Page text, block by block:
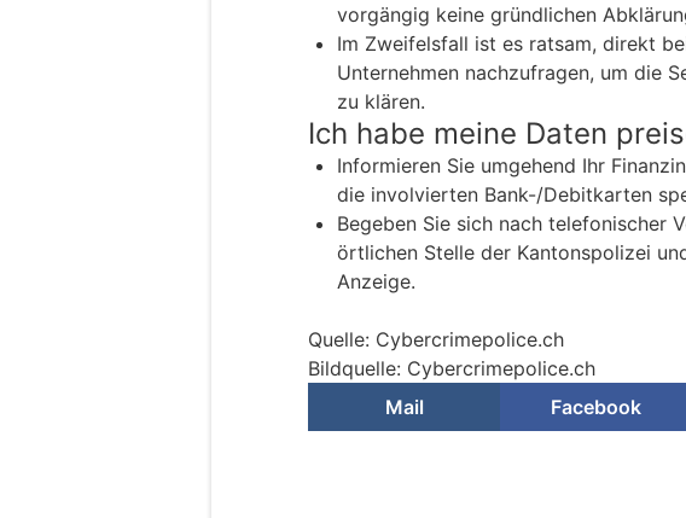
vorgängig keine gründlichen
Im Zweifelsfall ist es ratsam, direkt
Unternehmen nachzufragen, um die
zu klären.
Ich habe meine Daten
Informieren Sie umgehend Ihr
die involvierten Bank-/Debitkarten
Begeben Sie sich nach telefonischer
örtlichen Stelle der Kantonspolizei
Anzeige.
Quelle: Cybercrimepolice.ch
Bildquelle: Cybercrimepolice.ch
Mail
Facebook